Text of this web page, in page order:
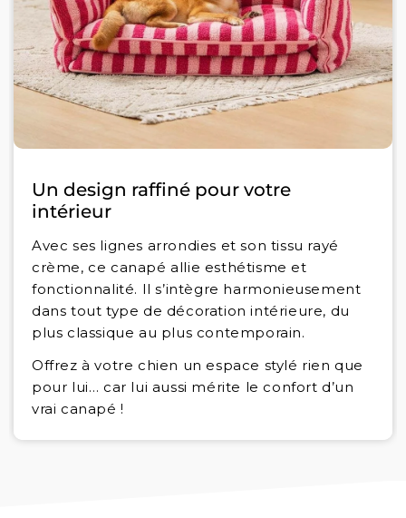
Un design raffiné pour votre
intérieur
Avec ses lignes arrondies et son tissu rayé
crème, ce canapé allie esthétisme et
fonctionnalité. Il s’intègre harmonieusement
dans tout type de décoration intérieure, du
plus classique au plus contemporain.
Offrez à votre chien un espace stylé rien que
pour lui… car lui aussi mérite le confort d’un
vrai canapé !